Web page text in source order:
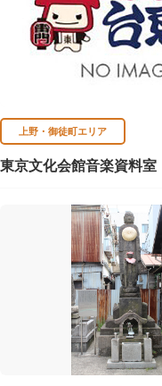
上野・御徒町エリア
東京文化会館音楽資料室